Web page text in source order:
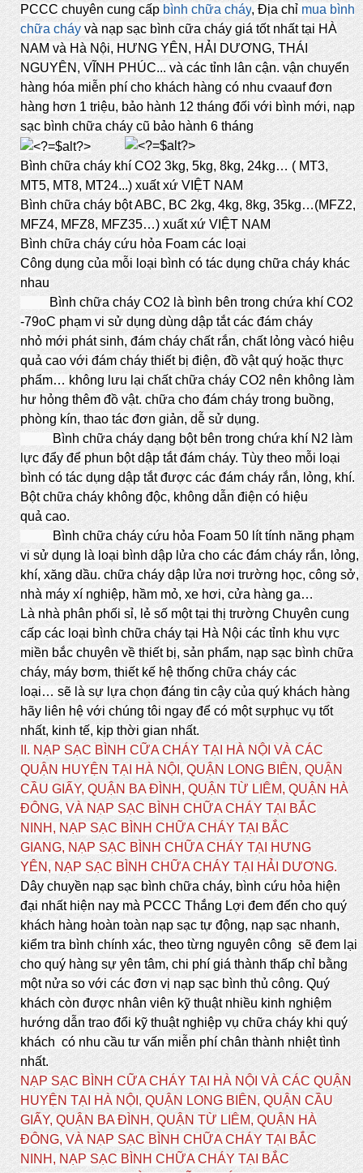
PCCC chuyên cung cấp bình chữa cháy, Địa chỉ mua bình
chữa cháy và nạp sạc bình cữa cháy giá tốt nhất tại HÀ
NAM và Hà Nội, HƯNG YÊN, HẢI DƯƠNG, THÁI
NGUYÊN, VĨNH PHÚC... và các tỉnh lân cận. vận chuyển
hàng hóa miễn phí cho khách hàng có nhu cvaauf đơn
hàng hơn 1 triệu, bảo hành 12 tháng đối với bình mới, nạp
sạc bình chữa cháy cũ bảo hành 6 tháng
Bình chữa cháy khí CO2 3kg, 5kg, 8kg, 24kg… ( MT3,
MT5, MT8, MT24...) xuất xứ VIỆT NAM
Bình chữa cháy bột ABC, BC 2kg, 4kg, 8kg, 35kg…(MFZ2,
MFZ4, MFZ8, MFZ35…) xuất xứ VIỆT NAM
Bình chữa cháy cứu hỏa Foam các loại
Công dụng của mỗi loại bình có tác dụng chữa cháy khác
nhau
Bình chữa cháy CO2 là bình bên trong chứa khí CO2
-79oC phạm vi sử dụng dùng dập tắt các đám cháy
nhỏ mới phát sinh, đám cháy chất rắn, chất lỏng vàcó hiệu
quả cao với đám cháy thiết bị điện, đồ vật quý hoặc thực
phẩm… không lưu lại chất chữa cháy CO2 nên không làm
hư hỏng thêm đồ vật. chữa cho đám cháy trong buồng,
phòng kín, thao tác đơn giản, dễ sử dụng.
Bình chữa cháy dạng bột bên trong chứa khí N2 làm
lực đẩy để phun bột dập tắt đám cháy. Tùy theo mỗi loại
bình có tác dụng dập tắt được các đám cháy rắn, lỏng, khí.
Bột chữa cháy không độc, không dẫn điện có hiệu
quả cao.
Bình chữa cháy cứu hỏa Foam 50 lít tính năng phạm
vi sử dụng là loại bình dập lửa cho các đám cháy rắn, lỏng,
khí, xăng dầu. chữa cháy dập lửa nơi trường học, công sở,
nhà máy xí nghiệp, hầm mỏ, xe hơi, cửa hàng ga…
Là nhà phân phối sỉ, lẻ số một tại thị trường Chuyên cung
cấp các loại bình chữa cháy tại Hà Nội các tỉnh khu vực
miền bắc chuyên về thiết bị, sản phẩm, nạp sạc bình chữa
cháy, máy bơm, thiết kế hệ thống chữa cháy các
loại… sẽ là sự lựa chọn đáng tin cậy của quý khách hàng
hãy liên hệ với chúng tôi ngay để có một sựphục vụ tốt
nhất, kinh tế, kịp thời gian nhất.
II. NẠP SẠC BÌNH CỮA CHÁY TẠI HÀ NỘI VÀ CÁC
QUẬN HUYỆN TẠI HÀ NỘI, QUẬN LONG BIÊN, QUẬN
CẦU GIẤY, QUẬN BA ĐÌNH, QUẬN TỪ LIÊM, QUẬN HÀ
ĐÔNG, VÀ NẠP SẠC BÌNH CHỮA CHÁY TẠI BẮC
NINH, NẠP SẠC BÌNH CHỮA CHÁY TẠI BẮC
GIANG, NẠP SẠC BÌNH CHỮA CHÁY TẠI HƯNG
YÊN, NẠP SẠC BÌNH CHỮA CHÁY TẠI HẢI DƯƠNG.
Dây chuyền nạp sạc bình chữa cháy, bình cứu hỏa hiện
đại nhất hiện nay mà PCCC Thắng Lợi đem đến cho quý
khách hàng hoàn toàn nạp sạc tự động, nạp sạc nhanh,
kiểm tra bình chính xác, theo từng nguyên công sẽ đem lại
cho quý hàng sự yên tâm, chi phí giá thành thấp chỉ bằng
một nửa so với các đơn vị nạp sạc bình thủ công. Quý
khách còn được nhân viên kỹ thuật nhiều kinh nghiệm
hướng dẫn trao đổi kỹ thuật nghiệp vụ chữa cháy khi quý
khách có nhu cầu tư vấn miễn phí chân thành nhiệt tình
nhất.
NẠP SẠC BÌNH CỮA CHÁY TẠI HÀ NỘI VÀ CÁC QUẬN
HUYỆN TẠI HÀ NỘI, QUẬN LONG BIÊN, QUẬN CẦU
GIẤY, QUẬN BA ĐÌNH, QUẬN TỪ LIÊM, QUẬN HÀ
ĐÔNG, VÀ NẠP SẠC BÌNH CHỮA CHÁY TẠI BẮC
NINH, NẠP SẠC BÌNH CHỮA CHÁY TẠI BẮC